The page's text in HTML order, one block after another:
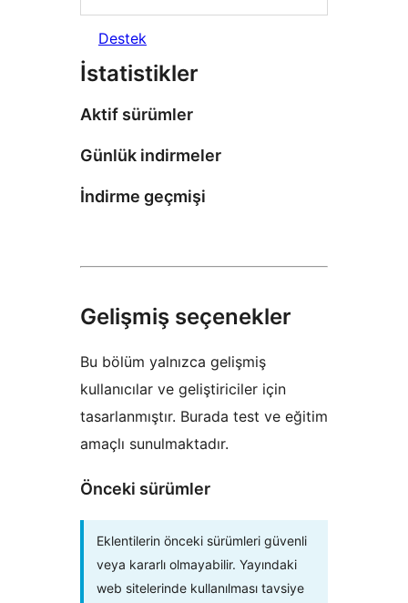
Destek
İstatistikler
Aktif sürümler
Günlük indirmeler
İndirme geçmişi
Gelişmiş seçenekler
Bu bölüm yalnızca gelişmiş
kullanıcılar ve geliştiriciler için
tasarlanmıştır. Burada test ve eğitim
amaçlı sunulmaktadır.
Önceki sürümler
Eklentilerin önceki sürümleri güvenli
veya kararlı olmayabilir. Yayındaki
web sitelerinde kullanılması tavsiye